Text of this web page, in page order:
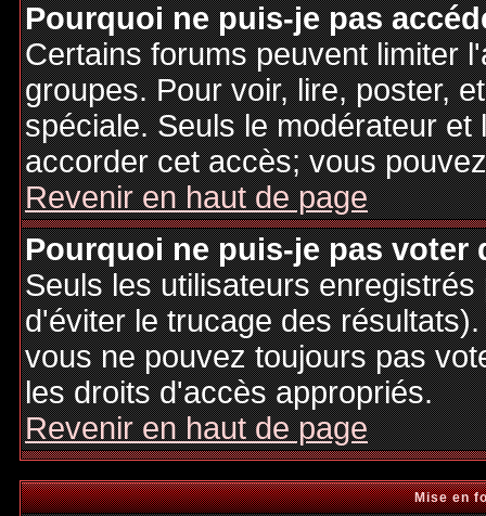
Pourquoi ne puis-je pas
Certains forums peuvent limiter
groupes. Pour voir, lire, poster,
spéciale. Seuls le modérateur
accorder cet accès; vous
Revenir en haut de page
Pourquoi ne puis-je pas voter
Seuls les utilisateurs
d'éviter le trucage des
vous ne pouvez toujours pas
les droits d'accès appropriés.
Revenir en haut de page
Mise en